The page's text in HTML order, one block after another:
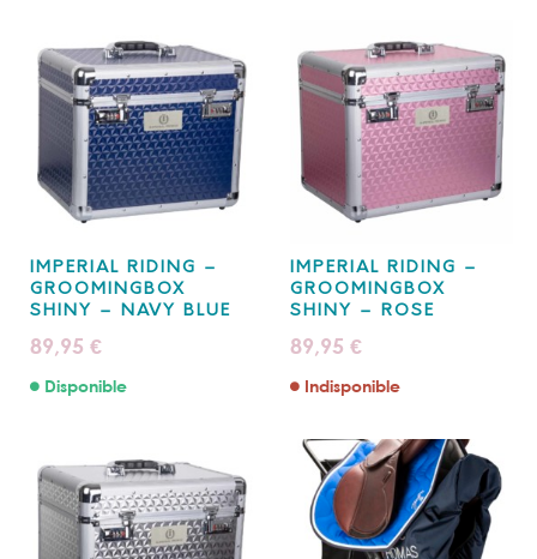
IMPERIAL RIDING –
GROOMINGBOX
SHINY – NAVY BLUE
89,95 €
Disponible
IMPERIAL RIDING –
GROOMINGBOX
SHINY – ROSE
89,95 €
Indisponible